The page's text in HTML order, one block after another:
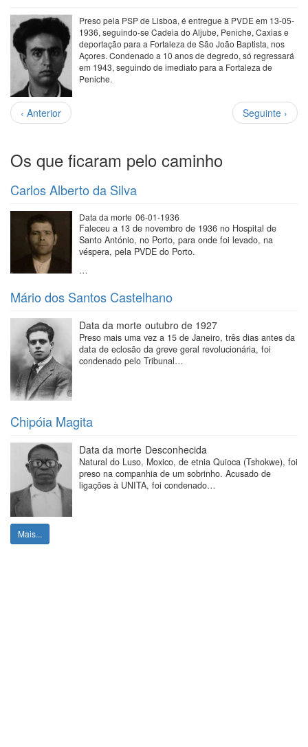
Preso pela PSP de Lisboa, é entregue à PVDE em 13-05-
1936, seguindo-se Cadeia do Aljube, Peniche, Caxias e
deportação para a Fortaleza de São João Baptista, nos
Açores. Condenado a 10 anos de degredo, só regressará
em 1943, seguindo de imediato para a Fortaleza de
Peniche.
Paginação
Página
anterior
‹ Anterior
Próxima
página
Seguinte ›
Os que ficaram pelo caminho
Carlos Alberto da Silva
Data da morte 06-01-1936
Faleceu a 13 de novembro de 1936 no Hospital de
Santo António, no Porto, para onde foi levado, na
véspera, pela PVDE do Porto.
…
Mário dos Santos Castelhano
Data da morte outubro de 1927
Preso mais uma vez a 15 de Janeiro, três dias antes da
data de eclosão da greve geral revolucionária, foi
condenado pelo Tribunal…
Chipóia Magita
Data da morte Desconhecida
Natural do Luso, Moxico, de etnia Quioca (Tshokwe), foi
preso na companhia de um sobrinho. Acusado de
ligações à UNITA, foi condenado…
Mais...